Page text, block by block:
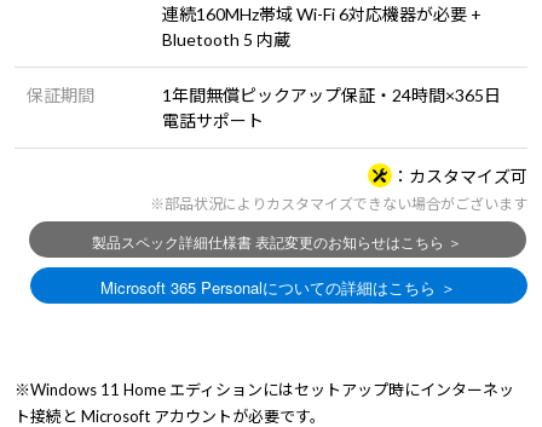
連続160MHz帯域 Wi-Fi 6対応機器が必要 +
Bluetooth 5 内蔵
保証期間
1年間無償ピックアップ保証・24時間×365日
電話サポート
カスタマイズ可
※部品状況によりカスタマイズできない場合がございます
※Windows 11 Home エディションにはセットアップ時にインターネッ
ト接続と Microsoft アカウントが必要です。